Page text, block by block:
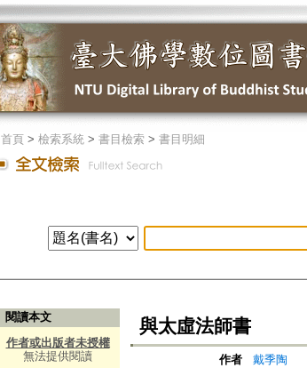
首頁> 檢索系統> 書目檢索> 書目明細
閱讀本文
作者或出版者未授權
無法提供閱讀
與太虛法師書
作者
戴季陶